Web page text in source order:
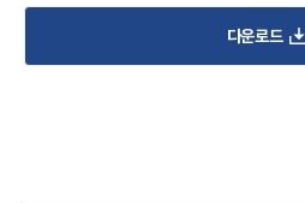
다운로드